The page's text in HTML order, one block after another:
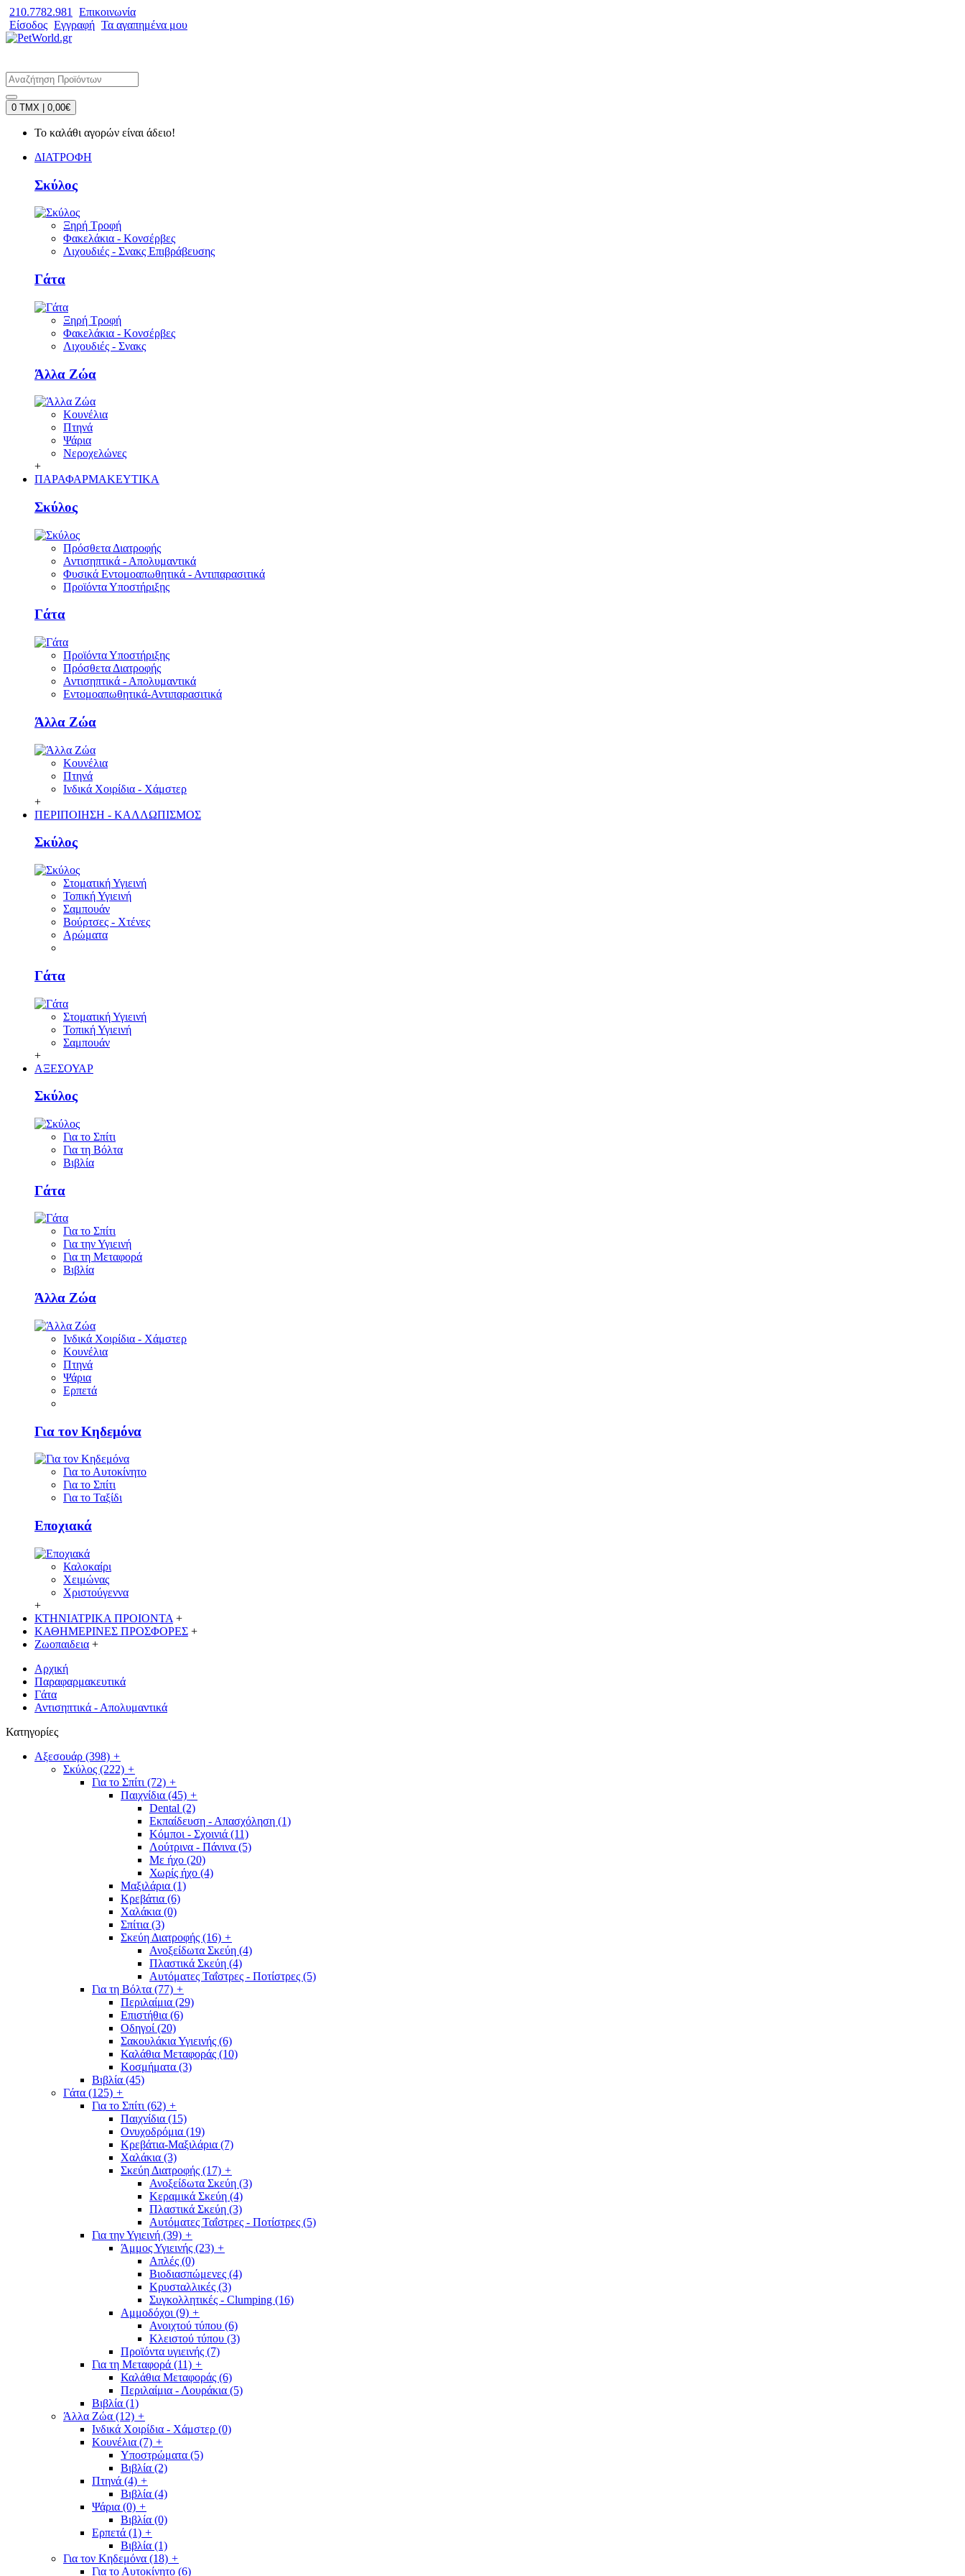
210.7782.981
Επικοινωνία
Είσοδος Εγγραφή Τα αγαπημένα μου
0 TMX | 0,00€
Το καλάθι αγορών είναι άδειο!
ΔΙΑΤΡΟΦΗ
Σκύλος
Ξηρή Τροφή
Φακελάκια - Κονσέρβες
Λιχουδιές - Σνακς Επιβράβευσης
Γάτα
Ξηρή Τροφή
Φακελάκια - Κονσέρβες
Λιχουδιές - Σνακς
Άλλα Ζώα
Κουνέλια
Πτηνά
Ψάρια
Νεροχελώνες
+
ΠΑΡΑΦΑΡΜΑΚΕΥΤΙΚΑ
Σκύλος
Πρόσθετα Διατροφής
Αντισηπτικά - Απολυμαντικά
Φυσικά Εντομοαπωθητικά - Αντιπαρασιτικά
Προϊόντα Υποστήριξης
Γάτα
Προϊόντα Υποστήριξης
Πρόσθετα Διατροφής
Αντισηπτικά - Απολυμαντικά
Εντομοαπωθητικά-Αντιπαρασιτικά
Άλλα Ζώα
Κουνέλια
Πτηνά
Ινδικά Χοιρίδια - Χάμστερ
+
ΠΕΡΙΠΟΙΗΣΗ - ΚΑΛΛΩΠΙΣΜΟΣ
Σκύλος
Στοματική Υγιεινή
Τοπική Υγιεινή
Σαμπουάν
Βούρτσες - Χτένες
Αρώματα
Γάτα
Στοματική Υγιεινή
Τοπική Υγιεινή
Σαμπουάν
+
ΑΞΕΣΟΥΑΡ
Σκύλος
Για το Σπίτι
Για τη Βόλτα
Βιβλία
Γάτα
Για το Σπίτι
Για την Υγιεινή
Για τη Μεταφορά
Βιβλία
Άλλα Ζώα
Ινδικά Χοιρίδια - Χάμστερ
Κουνέλια
Πτηνά
Ψάρια
Ερπετά
Για τον Κηδεμόνα
Για το Αυτοκίνητο
Για το Σπίτι
Για το Ταξίδι
Εποχιακά
Καλοκαίρι
Χειμώνας
Χριστούγεννα
+
ΚΤΗΝΙΑΤΡΙΚΑ ΠΡΟΙΟΝΤΑ +
ΚΑΘΗΜΕΡΙΝΕΣ ΠΡΟΣΦΟΡΕΣ +
Ζωοπαιδεια +
Αρχική
Παραφαρμακευτικά
Γάτα
Αντισηπτικά - Απολυμαντικά
Κατηγορίες
Αξεσουάρ (398) +
Σκύλος (222) +
Για το Σπίτι (72) +
Παιχνίδια (45) +
Dental (2)
Εκπαίδευση - Απασχόληση (1)
Κόμποι - Σχοινιά (11)
Λούτρινα - Πάνινα (5)
Με ήχο (20)
Χωρίς ήχο (4)
Μαξιλάρια (1)
Κρεβάτια (6)
Χαλάκια (0)
Σπίτια (3)
Σκεύη Διατροφής (16) +
Ανοξείδωτα Σκεύη (4)
Πλαστικά Σκεύη (4)
Αυτόματες Ταΐστρες - Ποτίστρες (5)
Για τη Βόλτα (77) +
Περιλαίμια (29)
Επιστήθια (6)
Οδηγοί (20)
Σακουλάκια Υγιεινής (6)
Καλάθια Μεταφοράς (10)
Κοσμήματα (3)
Βιβλία (45)
Γάτα (125) +
Για το Σπίτι (62) +
Παιχνίδια (15)
Ονυχοδρόμια (19)
Κρεβάτια-Μαξιλάρια (7)
Χαλάκια (3)
Σκεύη Διατροφής (17) +
Ανοξείδωτα Σκεύη (3)
Κεραμικά Σκεύη (4)
Πλαστικά Σκεύη (3)
Αυτόματες Ταΐστρες - Ποτίστρες (5)
Για την Υγιεινή (39) +
Άμμος Υγιεινής (23) +
Απλές (0)
Βιοδιασπώμενες (4)
Κρυσταλλικές (3)
Συγκολλητικές - Clumping (16)
Αμμοδόχοι (9) +
Ανοιχτού τύπου (6)
Κλειστού τύπου (3)
Προϊόντα υγιεινής (7)
Για τη Μεταφορά (11) +
Καλάθια Μεταφοράς (6)
Περιλαίμια - Λουράκια (5)
Βιβλία (1)
Άλλα Ζώα (12) +
Ινδικά Χοιρίδια - Χάμστερ (0)
Κουνέλια (7) +
Υποστρώματα (5)
Βιβλία (2)
Πτηνά (4) +
Βιβλία (4)
Ψάρια (0) +
Βιβλία (0)
Ερπετά (1) +
Βιβλία (1)
Για τον Κηδεμόνα (18) +
Για το Αυτοκίνητο (6)